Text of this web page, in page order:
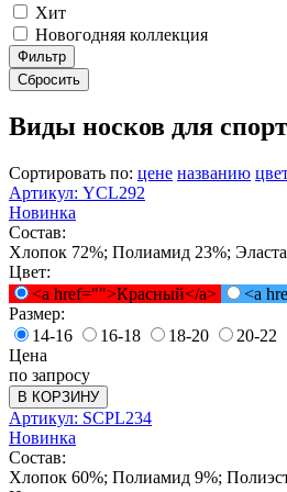
Хит
Новогодняя коллекция
Фильтр
Сбросить
Виды носков для
Сортировать по: цене названию
Артикул: YCL292
Новинка
Состав:
Хлопок 72%; Полиамид 23%;
Цвет:
<a href="">Красный</a>
<a
Размер:
14-16
16-18 18-20 20-22
Цена
по запросу
В КОРЗИНУ
Артикул: SCPL234
Новинка
Состав:
Хлопок 60%; Полиамид 9%;